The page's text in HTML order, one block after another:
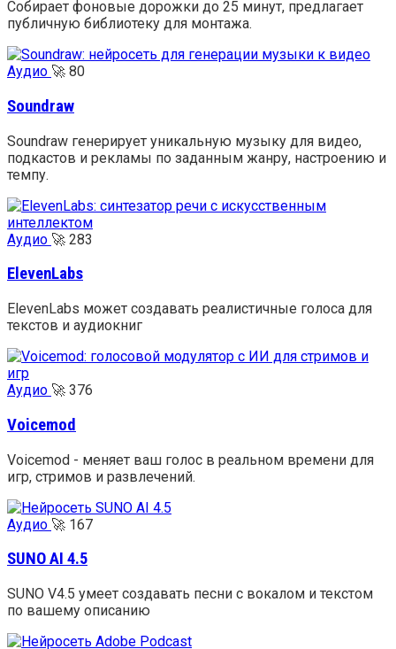
Собирает фоновые дорожки до 25 минут, предлагает
публичную библиотеку для монтажа.
Аудио 🚀 80
Soundraw
Soundraw генерирует уникальную музыку для видео,
подкастов и рекламы по заданным жанру, настроению и
темпу.
Аудио 🚀 283
ElevenLabs
ElevenLabs может создавать реалистичные голоса для
текстов и аудиокниг
Аудио 🚀 376
Voicemod
Voicemod - меняет ваш голос в реальном времени для
игр, стримов и развлечений.
Аудио 🚀 167
SUNO AI 4.5
SUNO V4.5 умеет создавать песни с вокалом и текстом
по вашему описанию